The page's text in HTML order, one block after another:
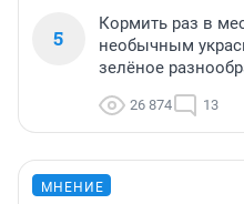
5
Кормить раз в
необычным
зелёное
26 874 13
МНЕНИЕ